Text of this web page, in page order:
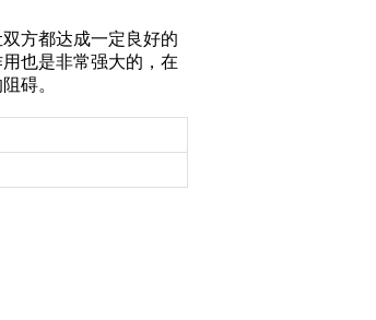
方都达成一定良好的
也是非常强大的，在
碍。